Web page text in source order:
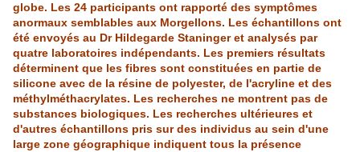
globe. Les 24 participants ont rapporté des symptômes
anormaux semblables aux Morgellons. Les échantillons ont
été envoyés au Dr Hildegarde Staningeret analysés par
quatre laboratoires indépendants. Les premiers résultats
déterminent que les fibres sont constituées en partie de
silicone avec de la résine de polyester, de l'acryline et des
méthylméthacrylates. Les recherches ne montrent pas de
substances biologiques. Les recherches ultérieures et
d'autres échantillons pris sur des individus au sein d'une
large zone géographique indiquent tous la présence